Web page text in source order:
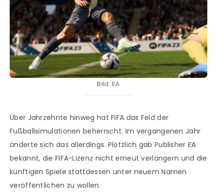
Bild: EA
Über Jahrzehnte hinweg hat FIFA das Feld der
Fußballsimulationen beherrscht. Im vergangenen Jahr
änderte sich das allerdings. Plötzlich gab Publisher EA
bekannt, die FIFA-Lizenz nicht erneut verlängern und die
künftigen Spiele stattdessen unter neuem Namen
veröffentlichen zu wollen.